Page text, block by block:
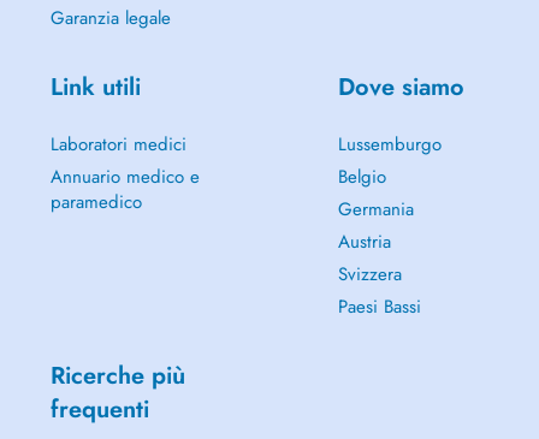
Garanzia legale
Link utili
Laboratori medici
Annuario medico e
paramedico
Dove siamo
Lussemburgo
Belgio
Germania
Austria
Svizzera
Paesi Bassi
Ricerche più
frequenti